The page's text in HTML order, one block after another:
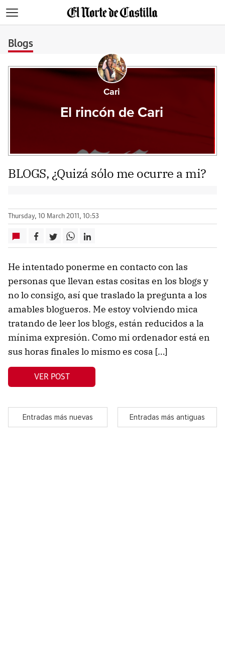
Blogs
Cari
El rincón de Cari
BLOGS, ¿Quizá sólo me ocurre a mi?
Thursday, 10 March 2011, 10:53
He intentado ponerme en contacto con las
personas que llevan estas cositas en los blogs y
no lo consigo, así que traslado la pregunta a los
amables blogueros. Me estoy volviendo mica
tratando de leer los blogs, están reducidos a la
mínima expresión. Como mi ordenador está en
sus horas finales lo mismo es cosa […]
VER POST
Entradas más nuevas Entradas más antiguas